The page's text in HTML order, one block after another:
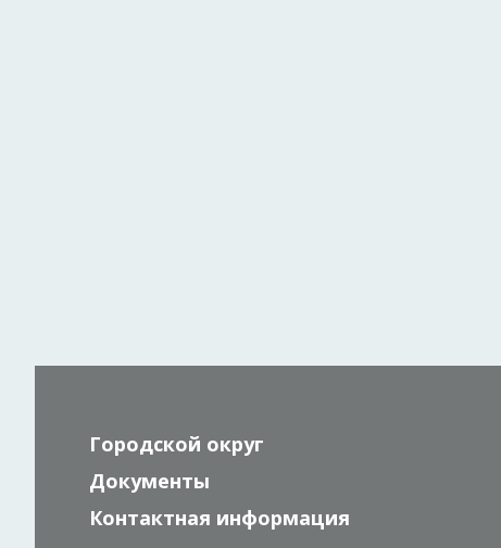
Городской округ
Документы
Контактная информация